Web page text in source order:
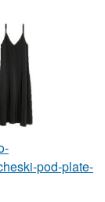
pod-plate-